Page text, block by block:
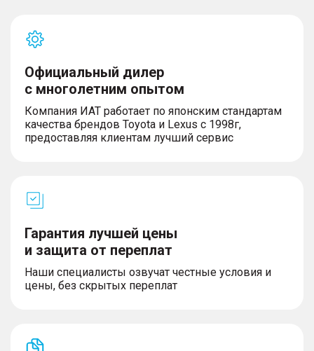
Официальный дилер
с многолетним опытом
Компания ИАТ работает по японским стандартам
качества брендов Toyota и Lexus с 1998г,
предоставляя клиентам лучший сервис
Гарантия лучшей цены
и защита от переплат
Наши специалисты озвучат честные условия и
цены, без скрытых переплат